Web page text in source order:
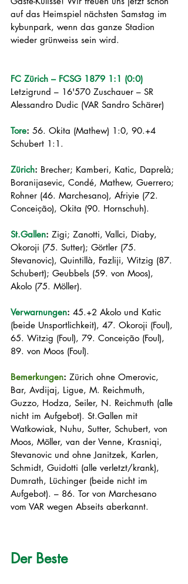
auf das Heimspiel nächsten Samstag im
kybunpark, wenn das ganze Stadion
wieder grünweiss sein wird.
FC Zürich – FCSG 1879 1:1 (0:0)
Letzigrund – 16'570 Zuschauer – SR
Alessandro Dudic (VAR Sandro Schärer)
Tore: 56. Okita (Mathew) 1:0, 90.+4
Schubert 1:1.
Zürich: Brecher; Kamberi, Katic, Daprelà;
Boranijasevic, Condé, Mathew, Guerrero;
Rohner (46. Marchesano), Afriyie (72.
Conceição), Okita (90. Hornschuh).
St.Gallen: Zigi; Zanotti, Vallci, Diaby,
Okoroji (75. Sutter); Görtler (75.
Stevanovic), Quintillà, Fazliji, Witzig (87.
Schubert); Geubbels (59. von Moos),
Akolo (75. Möller).
Verwarnungen: 45.+2 Akolo und Katic
(beide Unsportlichkeit), 47. Okoroji (Foul),
65. Witzig (Foul), 79. Conceição (Foul),
89. von Moos (Foul).
Bemerkungen: Zürich ohne Omerovic,
Bar, Avdijaj, Ligue, M. Reichmuth,
Guzzo, Hodza, Seiler, N. Reichmuth (alle
nicht im Aufgebot). St.Gallen mit
Watkowiak, Nuhu, Sutter, Schubert, von
Moos, Möller, van der Venne, Krasniqi,
Stevanovic und ohne Janitzek, Karlen,
Schmidt, Guidotti (alle verletzt/krank),
Dumrath, Lüchinger (beide nicht im
Aufgebot). – 86. Tor von Marchesano
vom VAR wegen Abseits aberkannt.
Der Beste